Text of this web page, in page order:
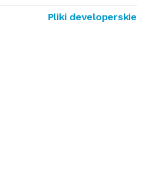
Pliki developerskie